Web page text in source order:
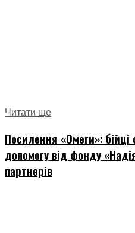
Читати ще
Посилення «Омеги»:
допомогу від фонду
партнерів